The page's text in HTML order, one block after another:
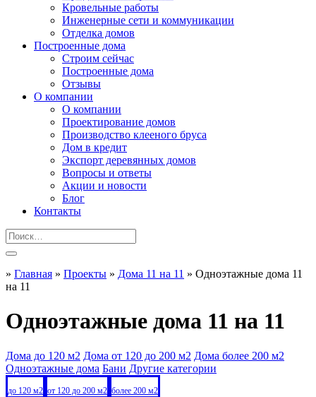
Кровельные работы
Инженерные сети и коммуникации
Отделка домов
Построенные дома
Строим сейчас
Построенные дома
Отзывы
О компании
О компании
Проектирование домов
Производство клееного бруса
Дом в кредит
Экспорт деревянных домов
Вопросы и ответы
Акции и новости
Блог
Контакты
» Главная » Проекты » Дома 11 на 11 » Одноэтажные дома 11
на 11
Одноэтажные дома 11 на 11
Дома до 120 м2 Дома от 120 до 200 м2 Дома более 200 м2
Одноэтажные дома Бани Другие категории
до 120 м2 от 120 до 200 м2 более 200 м2